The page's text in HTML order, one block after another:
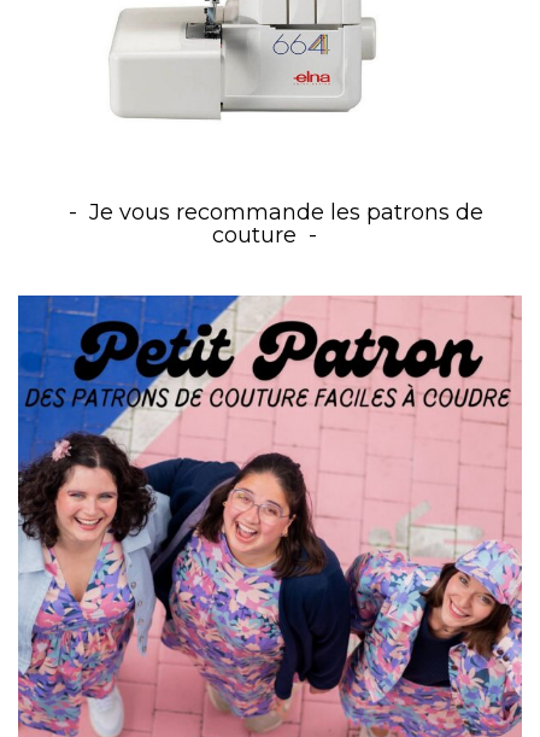
Je vous recommande les patrons de
couture